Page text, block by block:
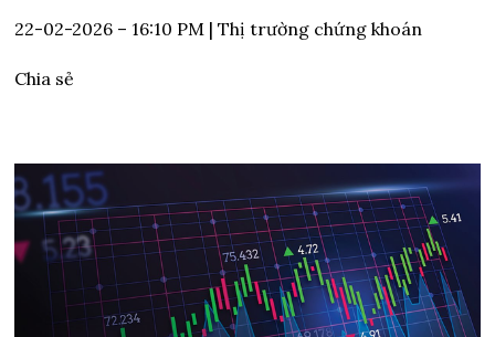
22-02-2026 – 16:10 PM | Thị trường chứng khoán
Chia sẻ